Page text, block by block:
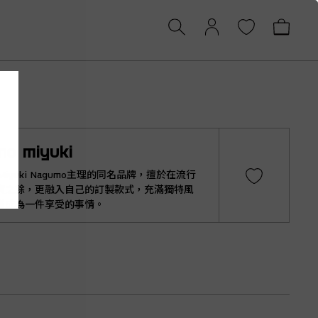
miyuki
Nagumo主理的同名品牌，擅於在流行
之餘，更融入自己的訂製款式，充滿獨特風
成為一件享受的事情。